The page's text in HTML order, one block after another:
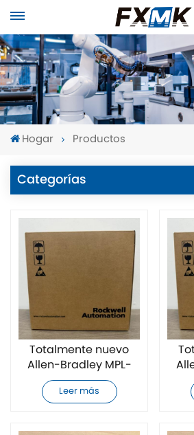
Hogar Productos
Categorías
Totalmente nuevo
Allen-Bradley MPL-
B330P-MJ72AA
servomotor
Leer más